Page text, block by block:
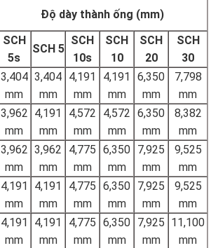
Độ dày thành ống (mm)
SCH
5s
SCH 5
SCH
10s
SCH
10
SCH
20
SCH
30
3,404
mm
3,404
mm
4,191
mm
4,191
mm
6,350
mm
7,798
mm
3,962
mm
4,191
mm
4,572
mm
4,572
mm
6,350
mm
8,382
mm
3,962
mm
3,962
mm
4,775
mm
6,350
mm
7,925
mm
9,525
mm
4,191
mm
4,191
mm
4,775
mm
6,350
mm
7,925
mm
9,525
mm
4,191
mm
4,191
mm
4,775
mm
6,350
mm
7,925
mm
11,100
mm